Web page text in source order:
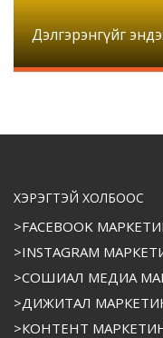
Дэлгэрэнгүйг
ХЭРЭГТЭЙ ХОЛБООС
>FACEBOOK
>INSTAGRAM
>СОШИАЛ МЕДИА
>ДИЖИТАЛ
>КОНТЕНТ